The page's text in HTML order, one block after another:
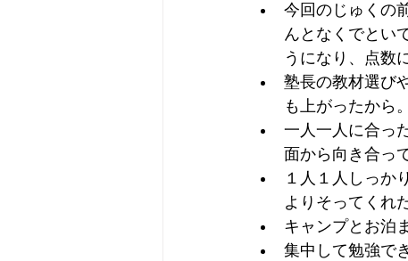
今回のじゅくの
んとなくでとい
うになり、点数
塾長の教材選び
も上がったから。
一人一人に合っ
面から向き合っ
１人１人しっか
よりそってくれ
キャンプとお泊
集中して勉強で